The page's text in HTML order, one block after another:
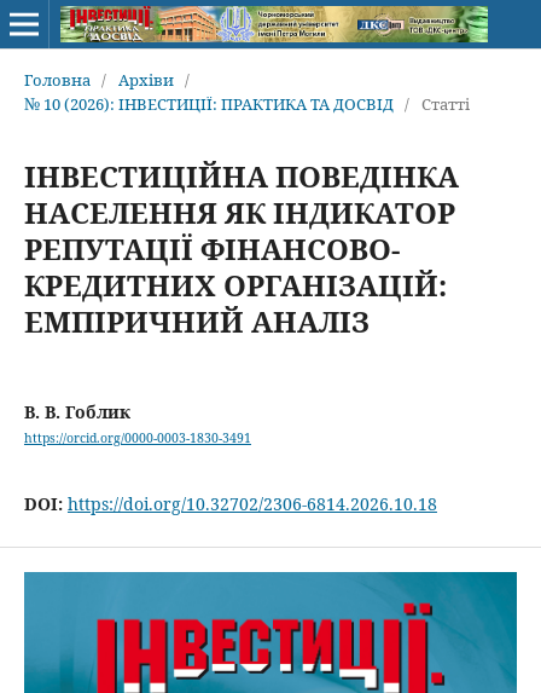
Головна / Архіви /
№ 10 (2026): ІНВЕСТИЦІЇ: ПРАКТИКА ТА ДОСВІД / Статті
ІНВЕСТИЦІЙНА ПОВЕДІНКА
НАСЕЛЕННЯ ЯК ІНДИКАТОР
РЕПУТАЦІЇ ФІНАНСОВО-
КРЕДИТНИХ ОРГАНІЗАЦІЙ:
ЕМПІРИЧНИЙ АНАЛІЗ
В. В. Гоблик
https://orcid.org/0000-0003-1830-3491
DOI: https://doi.org/10.32702/2306-6814.2026.10.18